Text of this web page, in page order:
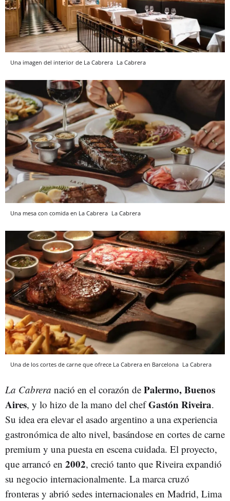
Una imagen del interior de La Cabrera La Cabrera
Una mesa con comida en La Cabrera La Cabrera
Una de los cortes de carne que ofrece La Cabrera en Barcelona La Cabrera
La Cabrera nació en el corazón de Palermo, Buenos
Aires, y lo hizo de la mano del chefGastón Riveira.
Su idea era elevar el asado argentino a una experiencia
gastronómica de alto nivel, basándose en cortes de carne
premium y una puesta en escena cuidada. El proyecto,
que arrancó en 2002, creció tanto que Riveira expandió
su negocio internacionalmente. La marca cruzó
fronteras y abrió sedes internacionales en Madrid, Lima